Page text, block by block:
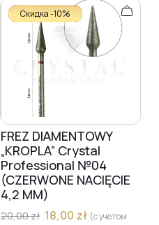
Скидка -10%
FREZ DIAMENTOWY
„KROPLA” Crystal
Professional №04
(CZERWONE NACIĘCIE
4,2 MM)
20,00zł 18,00 zł (с учетом